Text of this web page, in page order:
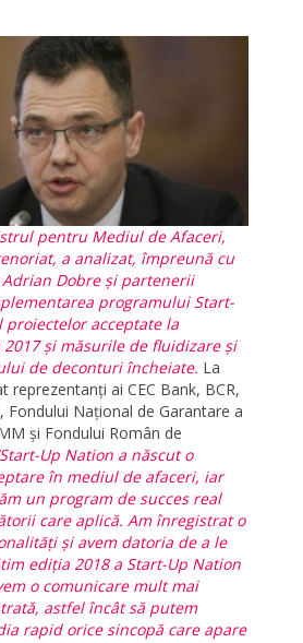
pentru Mediul de Afaceri,
a analizat, împreună cu
Dobre și partenerii
programului Start-
proiectelor acceptate la
și măsurile de fluidizare și
de deconturi încheiate. La
reprezentanți ai CEC Bank, BCR,
Fondului Național de Garantare a
și Fondului Român de
Up Nation a născut o
în mediul de afaceri, iar
un program de succes real
care aplică. Am înregistrat o
și avem datoria de a le
ediția 2018 a Start-Up Nation
o comunicare mult mai
astfel încât să putem
rapid orice sincopă care apare